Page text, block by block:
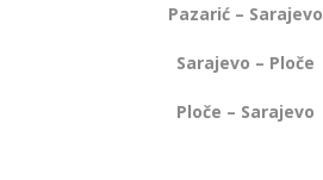
Pazarić – Sarajevo
Sarajevo – Ploče
Ploče – Sarajevo